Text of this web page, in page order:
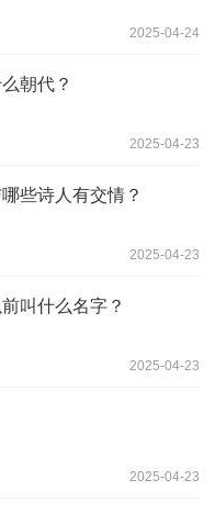
2025-04-24
朝代？
2025-04-23
些诗人有交情？
2025-04-23
叫什么名字？
2025-04-23
2025-04-23